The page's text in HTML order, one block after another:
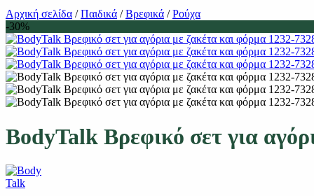
Αρχική σελίδα / Παιδικά / Βρεφικά / Ρούχα
-30%
BodyTalk Βρεφικό σετ για